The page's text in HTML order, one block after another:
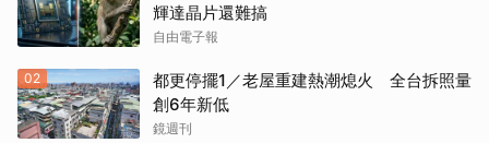
輝達晶片還難搞
自由電子報
02
都更停擺1／老屋重建熱潮熄火 全台拆照量
創6年新低
鏡週刊